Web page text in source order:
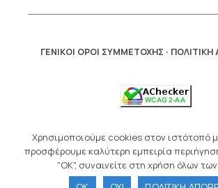
ΓΕΝΙΚΟΙ ΟΡΟΙ ΣΥΜΜΕΤΟΧΗΣ ·
alt
instagram
Χρησιμοποιούμε cookies στον ιστότοπό
προσφέρουμε καλύτερη εμπειρία
"OK", συναινείτε στη χρήση όλων